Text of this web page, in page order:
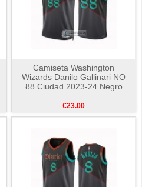
Camiseta Washington
Wizards Danilo Gallinari NO
88 Ciudad 2023-24 Negro
€23.00